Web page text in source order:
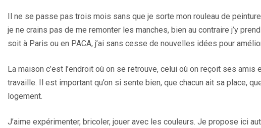
Il ne se passe pas trois mois sans que je sorte mon rouleau de
je ne crains pas de me remonter les manches, bien au contraire j’y
soit à Paris ou en PACA, j’ai sans cesse de nouvelles idées pour
La maison c’est l’endroit où on se retrouve, celui où on reçoit ses amis
travaille. Il est important qu’on si sente bien, que chacun ait sa place,
logement.
J’aime expérimenter, bricoler, jouer avec les couleurs. Je propose ici